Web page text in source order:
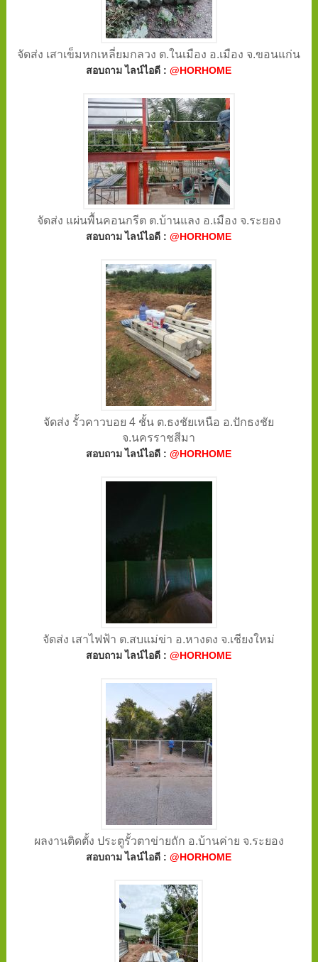
จัดส่ง เสาเข็มหกเหลี่ยมกลวง ต.ในเมือง อ.เมือง จ.ขอนแก่น
สอบถาม ไลน์ไอดี :@HORHOME
จัดส่ง แผ่นพื้นคอนกรีต ต.บ้านแลง อ.เมือง จ.ระยอง
สอบถาม ไลน์ไอดี :@HORHOME
จัดส่ง รั้วคาวบอย 4 ชั้น ต.ธงชัยเหนือ อ.ปักธงชัย
จ.นครราชสีมา
สอบถาม ไลน์ไอดี :@HORHOME
จัดส่ง เสาไฟฟ้า ต.สบแม่ข่า อ.หางดง จ.เชียงใหม่
สอบถาม ไลน์ไอดี :@HORHOME
ผลงานติดตั้ง ประตูรั้วตาข่ายถัก อ.บ้านค่าย จ.ระยอง
สอบถาม ไลน์ไอดี :@HORHOME